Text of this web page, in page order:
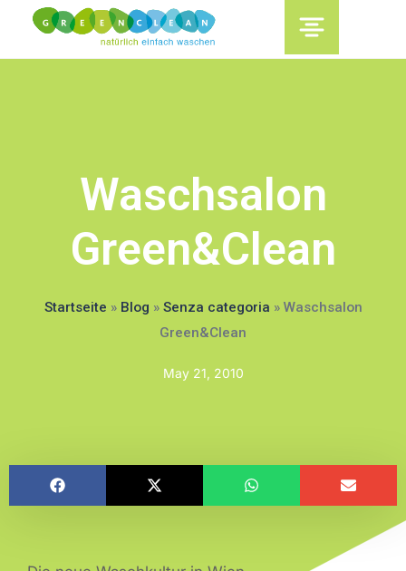
content
Waschsalon
Green&Clean
Startseite » Blog » Senza categoria » Waschsalon
Green&Clean
May 21, 2010